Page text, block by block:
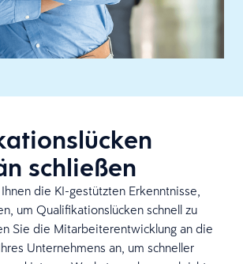
schließen
die KI-gestützten Erkenntnisse,
um Qualifikationslücken schnell zu
Sie die Mitarbeiterentwicklung an die
Unternehmens an, um schneller